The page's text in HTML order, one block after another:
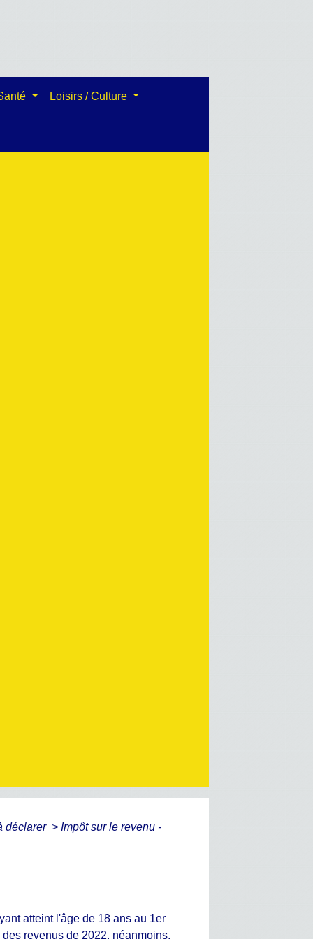
Loisirs / Culture
déclarer > Impôt sur le revenu -
atteint l'âge de 18 ans au 1er
revenus de 2022, néanmoins,